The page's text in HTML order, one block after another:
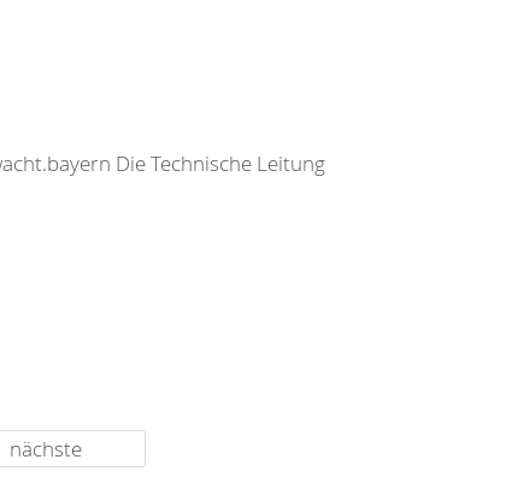
Die Technische Leitung
nächste